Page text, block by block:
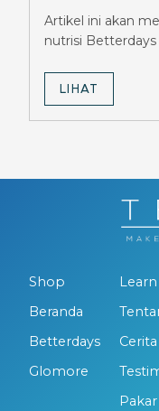
Hasil Diet
Strateginya
Artikel ini akan
nutrisi
LIHAT
Shop
Beranda
Betterdays
Glomore
Learn